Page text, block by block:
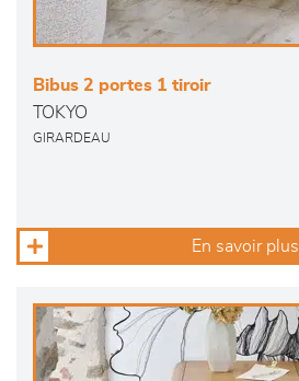
Bibus 2 portes 1 tiroir
TOKYO
GIRARDEAU
En savoir plus